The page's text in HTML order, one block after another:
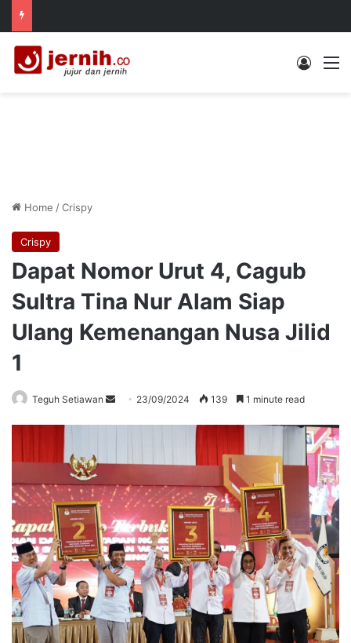
Log In
Home /Crispy
Crispy
Dapat Nomor Urut 4, Cagub
Sultra Tina Nur Alam Siap
Ulang Kemenangan Nusa Jilid
1
Teguh Setiawan
Send 23/09/2024 139 1 minute read